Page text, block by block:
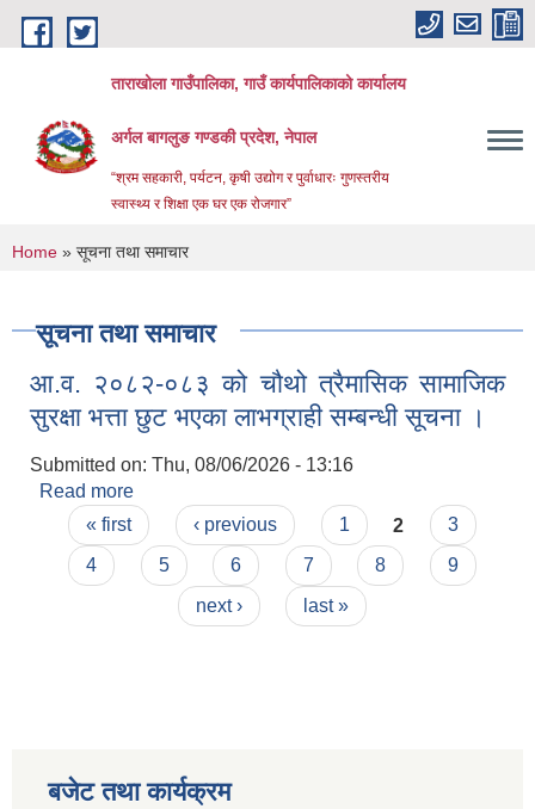
Skip to main content
ताराखोला गाउँपालिका, गाउँ कार्यपालिकाको कार्यालय
अर्गल बागलुङ गण्डकी प्रदेश, नेपाल
“श्रम सहकारी, पर्यटन, कृषी उद्योग र पुर्वाधारः गुणस्तरीय
स्वास्थ्य र शिक्षा एक घर एक रोजगार”
You are here
Home » सूचना तथा समाचार
सूचना तथा समाचार
आ.व. २०८२-०८३ को चौथो त्रैमासिक सामाजिक
सुरक्षा भत्ता छुट भएका लाभग्राही सम्बन्धी सूचना ।
Submitted on: Thu, 08/06/2026 - 13:16
Read more
सुरक्षा भत्ता छुट भएका लाभग्राही सम्बन्धी सूचना ।
Pages
« first ‹ previous 1 2
3
4
5 6 7 8
9
next ›
last »
बजेट तथा कार्यक्रम